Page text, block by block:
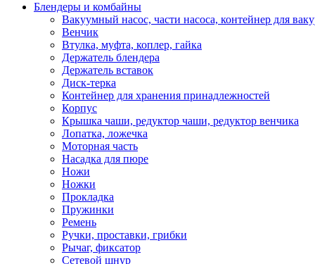
Блендеры и комбайны
Вакуумный насос, части насоса, контейнер для
Венчик
Втулка, муфта, коплер, гайка
Держатель блендера
Держатель вставок
Диск-терка
Контейнер для хранения принадлежностей
Корпус
Крышка чаши, редуктор чаши, редуктор венчика
Лопатка, ложечка
Моторная часть
Насадка для пюре
Ножи
Ножки
Прокладка
Пружинки
Ремень
Ручки, проставки, грибки
Рычаг, фиксатор
Сетевой шнур